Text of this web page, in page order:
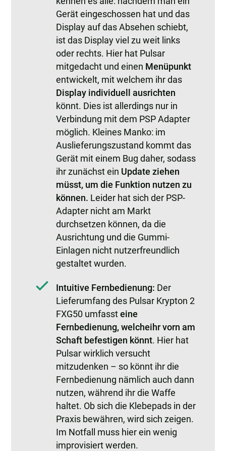
Gerät eingeschossen hat und das
Display auf das Absehen schiebt,
ist das Display viel zu weit links
oder rechts. Hier hat Pulsar
mitgedacht und einen Menüpunkt
entwickelt, mit welchem ihr das
Display individuell ausrichten
könnt. Dies ist allerdings nur in
Verbindung mit dem PSP Adapter
möglich. Kleines Manko: im
Auslieferungszustand kommt das
Gerät mit einem Bug daher, sodass
ihr zunächst ein Update ziehen
müsst, um die Funktion nutzen zu
können. Leider hat sich der PSP-
Adapter nicht am Markt
durchsetzen können, da die
Ausrichtung und die Gummi-
Einlagen nicht nutzerfreundlich
gestaltet wurden.
Intuitive Fernbedienung: Der
Lieferumfang des Pulsar Krypton 2
FXG50 umfassteine
Fernbedienung, welcheihr vorn am
Schaft befestigen könnt. Hier hat
Pulsar wirklich versucht
mitzudenken – so könnt ihr die
Fernbedienung nämlich auch dann
nutzen, während ihr die Waffe
haltet. Ob sich die Klebepads in der
Praxis bewähren, wird sich zeigen.
Im Notfall muss hier ein wenig
improvisiert werden.